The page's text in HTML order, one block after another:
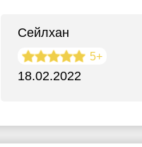
Сейлхан
5+
18.02.2022